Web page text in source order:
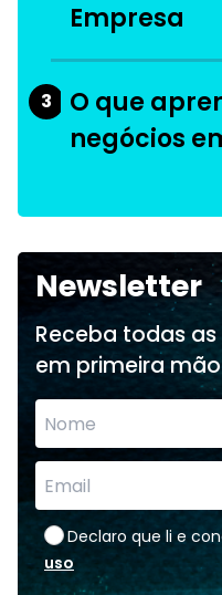
Empresa
3
O que
negócios
Newsletter
Receba todas
em primeira mão
Declaro que li e
uso